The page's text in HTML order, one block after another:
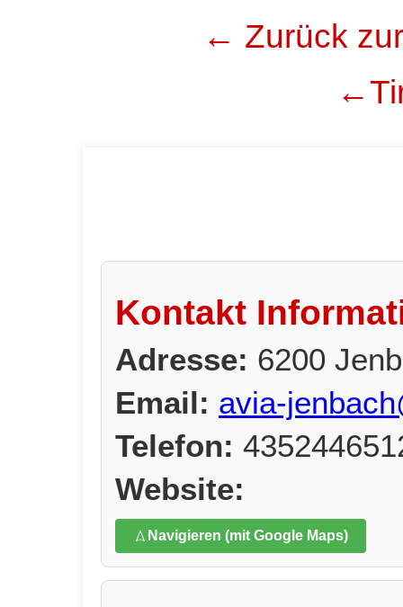
← Zurück
Kontakt
Adresse: 6200
Email: avia-
Telefon:
Website:
Navigieren (mit Google Maps)